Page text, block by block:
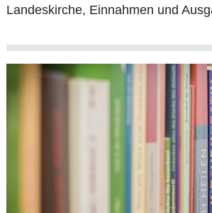
Landeskirche, Einnahmen und